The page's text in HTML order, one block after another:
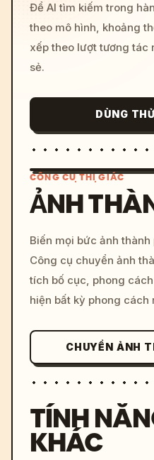
Để AI tìm kiếm trong
theo mô hình, khoảng
xếp theo lượt tương tác
sẻ.
DÙNG
CÔNG CỤ THỊ GIÁC
ẢNH
Biến mọi bức ảnh
Công cụ chuyển ảnh
tích bố cục, phong
hiện bất kỳ phong cách
CHUYỂN ẢNH
TÍNH
KHÁC